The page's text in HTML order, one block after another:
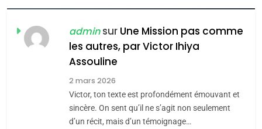
FIÈRE, DIGNE ET RÉSILIENTE :
POURQUOI JE REVENDIQUE
MA JUDAÏTE par Thérèse
Zrihen-Dvir
ISRAÉL JUDAISME
CE QUI NOUS MANQUE –
Jacques Hadida
JUDAISME
adminsur Une Mission pas comme
les autres, par Victor Ihiya
Assouline
2 mars 2026
Victor, ton texte est profondément émouvant et
sincère. On sent qu’il ne s’agit non seulement
d’un récit, mais d’un témoignage…